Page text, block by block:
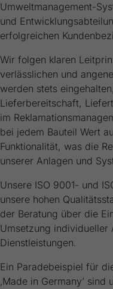
Umweltmanagement-
und
erfolgreichen
Wir folgen klaren
verlässlichen und
werden stets
Lieferbereitschaft,
im
bei jedem Bauteil Wert
Funktionalität, was die
unserer Anlagen und
Unsere ISO 9001- und
unsere hohen
der Beratung über die
Umsetzung individueller
Dienstleistungen.
Ein Paradebeispiel für
‚Made in Germany’
dies